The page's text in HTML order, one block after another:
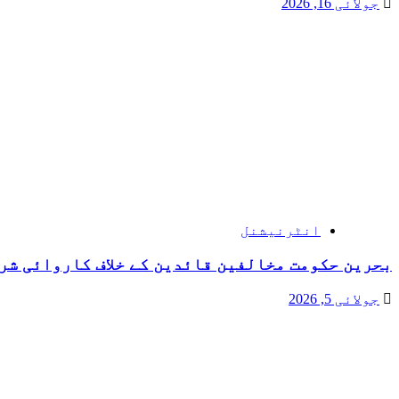
انٹرنیشنل
بحرین حکومت مخالفین قائدین کے خلاف کاروائی
جولائی 5, 2026